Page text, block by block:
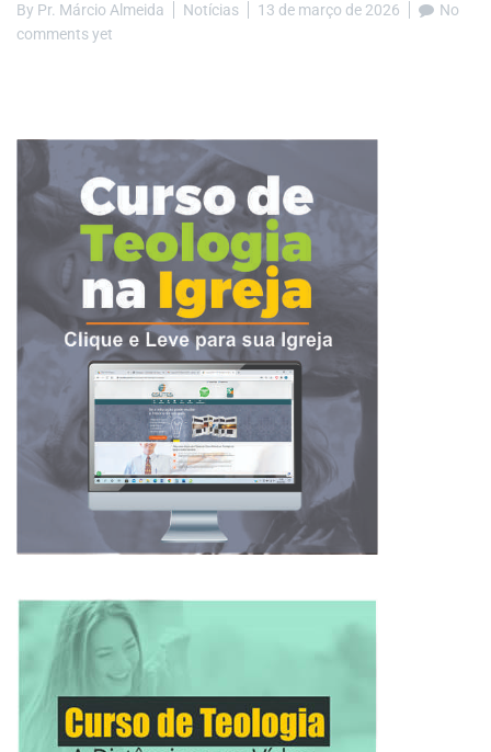
By Pr. Márcio Almeida Notícias 13 de março de 2026
No
comments yet